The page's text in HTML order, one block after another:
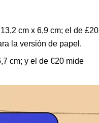
cm x 6,9 cm; el de £20
la versión de papel.
cm; y el de €20 mide